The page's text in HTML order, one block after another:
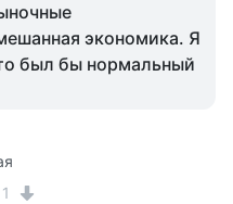
экономика. Я
был бы нормальный
1